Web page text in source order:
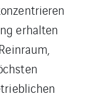
erhalten